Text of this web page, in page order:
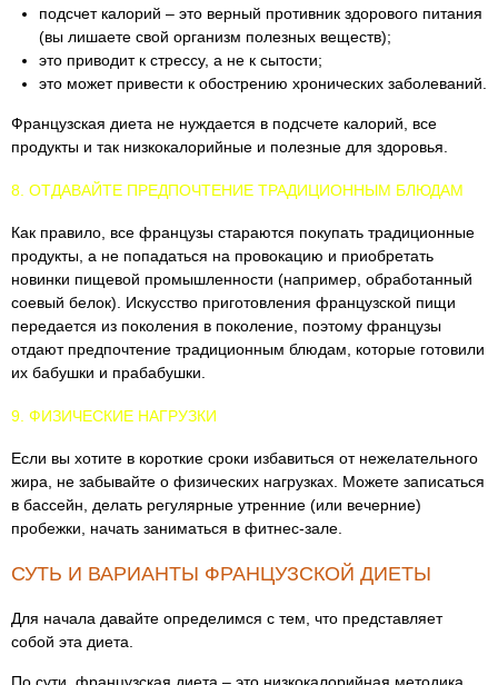
подсчет калорий – это верный противник здорового питания
(вы лишаете свой организм полезных веществ);
это приводит к стрессу, а не к сытости;
это может привести к обострению хронических заболеваний.
Французская диета не нуждается в подсчете калорий, все
продукты и так низкокалорийные и полезные для здоровья.
8. ОТДАВАЙТЕ ПРЕДПОЧТЕНИЕ ТРАДИЦИОННЫМ БЛЮДАМ
Как правило, все французы стараются покупать традиционные
продукты, а не попадаться на провокацию и приобретать
новинки пищевой промышленности (например, обработанный
соевый белок). Искусство приготовления французской пищи
передается из поколения в поколение, поэтому французы
отдают предпочтение традиционным блюдам, которые готовили
их бабушки и прабабушки.
9. ФИЗИЧЕСКИЕ НАГРУЗКИ
Если вы хотите в короткие сроки избавиться от нежелательного
жира, не забывайте о физических нагрузках. Можете записаться
в бассейн, делать регулярные утренние (или вечерние)
пробежки, начать заниматься в фитнес-зале.
СУТЬ И ВАРИАНТЫ ФРАНЦУЗСКОЙ ДИЕТЫ
Для начала давайте определимся с тем, что представляет
собой эта диета.